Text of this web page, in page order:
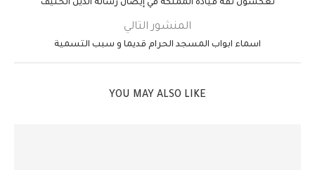
تعكسون ثقة قيادة المملكة في إيصال رسالة الدين الحنيف
المنشور التالي
اسماء ابواب المسجد الحرام قديما و سبب التسمية
YOU MAY ALSO LIKE